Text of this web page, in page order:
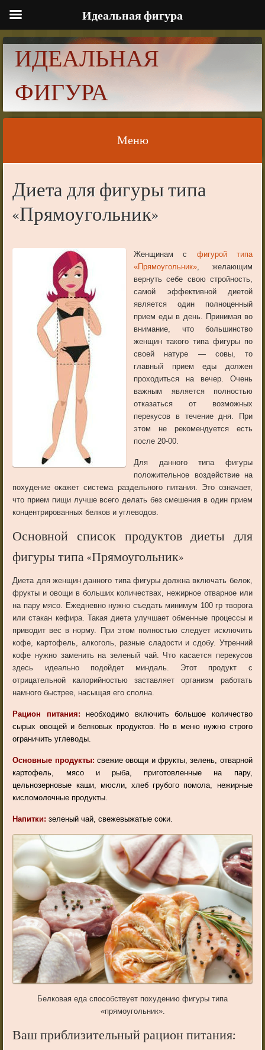
ИДЕАЛЬНАЯ
ФИГУРА
Меню
Диета для фигуры типа
«Прямоугольник»
Женщинам с фигурой типа
«Прямоугольник», желающим
вернуть себе свою стройность,
самой эффективной диетой
является один полноценный
прием еды в день. Принимая во
внимание, что большинство
женщин такого типа фигуры по
своей натуре — совы, то
главный прием еды должен
проходиться на вечер. Очень
важным является полностью
отказаться от возможных
перекусов в течение дня. При
этом не рекомендуется есть
после 20-00.
Для данного типа фигуры
положительное воздействие на
похудение окажет система раздельного питания. Это означает,
что прием пищи лучше всего делать без смешения в один прием
концентрированных белков и углеводов.
Основной список продуктов диеты для
фигуры типа «Прямоугольник»
Диета для женщин данного типа фигуры должна включать белок,
фрукты и овощи в больших количествах, нежирное отварное или
на пару мясо. Ежедневно нужно съедать минимум 100 гр творога
или стакан кефира. Такая диета улучшает обменные процессы и
приводит вес в норму. При этом полностью следует исключить
кофе, картофель, алкоголь, разные сладости и сдобу. Утренний
кофе нужно заменить на зеленый чай. Что касается перекусов
здесь идеально подойдет миндаль. Этот продукт с
отрицательной калорийностью заставляет организм работать
намного быстрее, насыщая его сполна.
Рацион питания:необходимо включить большое количество
сырых овощей и белковых продуктов. Но в меню нужно строго
ограничить углеводы.
Основные продукты: свежие овощи и фрукты, зелень, отварной
картофель, мясо и рыба, приготовленные на пару,
цельнозерновые каши, мюсли, хлеб грубого помола, нежирные
кисломолочные продукты.
Напитки:зеленый чай, свежевыжатые соки.
Белковая еда способствует похудению фигуры типа
«прямоугольник».
Ваш приблизительный рацион питания:
Идеальная фигура